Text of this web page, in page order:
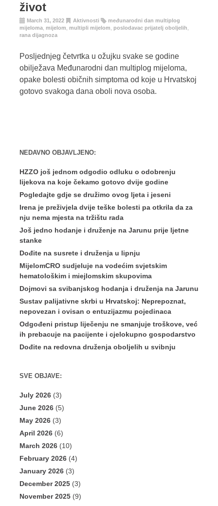
život
March 31, 2022 Aktivnosti
međunarodni dan multiplog
mijeloma mijelom multipli mijelom poslodavac prijatelj oboljelih
rana dijagnoza
Posljednjeg četvrtka u ožujku svake se godine
obilježava Međunarodni dan multiplog mijeloma,
opake bolesti običnih simptoma od koje u Hrvatskoj
gotovo svakoga dana oboli nova osoba.
NEDAVNO OBJAVLJENO:
HZZO još jednom odgodio odluku o odobrenju
lijekova na koje čekamo gotovo dvije godine
Pogledajte gdje se družimo ovog ljeta i jeseni
Irena je preživjela dvije teške bolesti pa otkrila da za
nju nema mjesta na tržištu rada
Još jedno hodanje i druženje na Jarunu prije ljetne
stanke
Dođite na susrete i druženja u lipnju
MijelomCRO sudjeluje na vodećim svjetskim
hematološkim i miejlomskim skupovima
Dojmovi sa svibanjskog hodanja i druženja na Jarunu
Sustav palijativne skrbi u Hrvatskoj: Neprepoznat,
nepovezan i ovisan o entuzijazmu pojedinaca
Odgođeni pristup liječenju ne smanjuje troškove, već
ih prebacuje na pacijente i cjelokupno gospodarstvo
Dođite na redovna druženja oboljelih u svibnju
SVE OBJAVE:
July 2026 (3)
June 2026 (5)
May 2026 (3)
April 2026 (6)
March 2026 (10)
February 2026 (4)
January 2026 (3)
December 2025 (3)
November 2025 (9)